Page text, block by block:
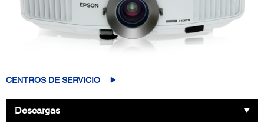
CENTROS DE SERVICIO
Descargas